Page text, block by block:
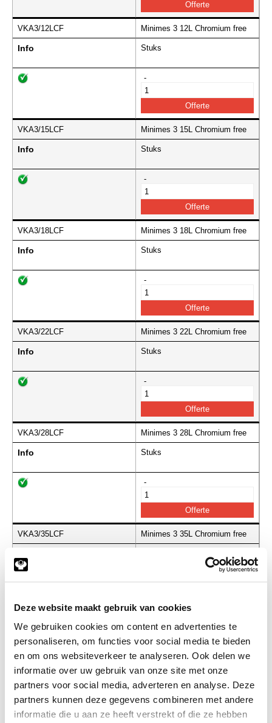
Deze website maakt gebruik van cookies
We gebruiken cookies om content en advertenties te
personaliseren, om functies voor social media te bieden
en om ons websiteverkeer te analyseren. Ook delen we
informatie over uw gebruik van onze site met onze
partners voor social media, adverteren en analyse. Deze
partners kunnen deze gegevens combineren met andere
informatie die u aan ze heeft verstrekt of die ze hebben
VKA3/12LCF Minimes 3 12L Chromium free
Info Stuks
-
VKA3/15LCF Minimes 3 15L Chromium free
Info Stuks
-
VKA3/18LCF Minimes 3 18L Chromium free
Info Stuks
-
VKA3/22LCF Minimes 3 22L Chromium free
Info Stuks
-
VKA3/28LCF Minimes 3 28L Chromium free
Info Stuks
-
VKA3/35LCF Minimes 3 35L Chromium free
-
Info Stuks
-